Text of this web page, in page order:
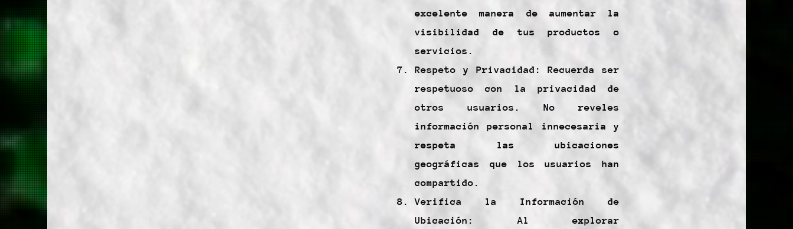
excelente manera de aumentar la
visibilidad de tus productos o
servicios.
Respeto y Privacidad: Recuerda ser
respetuoso con la privacidad de
otros usuarios. No reveles
información personal innecesaria y
respeta las ubicaciones
geográficas que los usuarios han
compartido.
Verifica la Información de
Ubicación: Al explorar